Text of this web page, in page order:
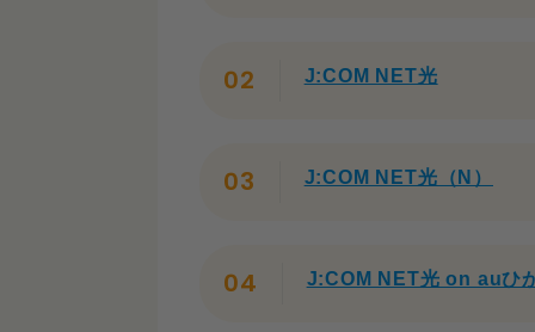
auスマートバリューのセ
J:COM NET光
J:COM NET光（N）
J:COM NET光 on auひ